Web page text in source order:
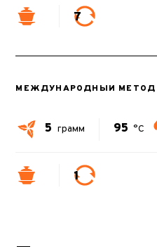
7
МЕЖДУНАРОДНЫЙ МЕТОД
5 грамм 95 °C
1